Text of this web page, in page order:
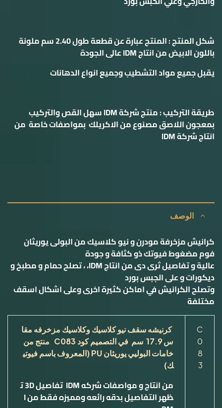
شكل المنتج : المنتج عبارة عن قطعة طول 2.40 سم ملونة
باللون الابيض من انتاج IDM عالى الجودة
يقبل جميع مواد التشطيب وجميع انواع الدهانات
طريقة التركيب : منتج شركة IDM سهل القص والتركيب
بمعجون اللاصق مصنوع من الاكريلك بمواصفات خاصة من
انتاج شركة IDM
الوصف
کرانیش مزخرفة مودرن و نیو كلاسيك من البولی یوریثان
فوم مضغوط فيوتك ذو كثافة و جودة
عالية و تفاصيل ثرى دى من انتاج IDM، ، تصلح حمام و مطبخ و
ديكورات و على الجبس بورد
وتصلح الكرانيش في اماكن كثيرة اخرى وعلى اشكال اسقف
مختلفة
C
0
8
3
كرنيشه سقف نيو كلاسيك وكلاسيك مزخرفه مقا
س17.9 سم في التصميم كود C083 منتج من
خامات البوليي يوريثانPU(المعروف باسم فيوتي
ك)
من انتاج و مواصفات شركهIDM تفاصيل3Dت
ظهر التفاصيل بدقه رائعه ومميزه فقط منI